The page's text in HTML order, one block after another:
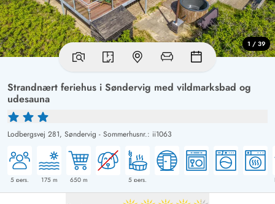
Strandnært feriehus i Søndervig med vildmarksbad og
udesauna
Lodbergsvej 281, Søndervig - Sommerhusnr.: ii1063
5 pers. 175m 650m 5 pers.
1 / 39